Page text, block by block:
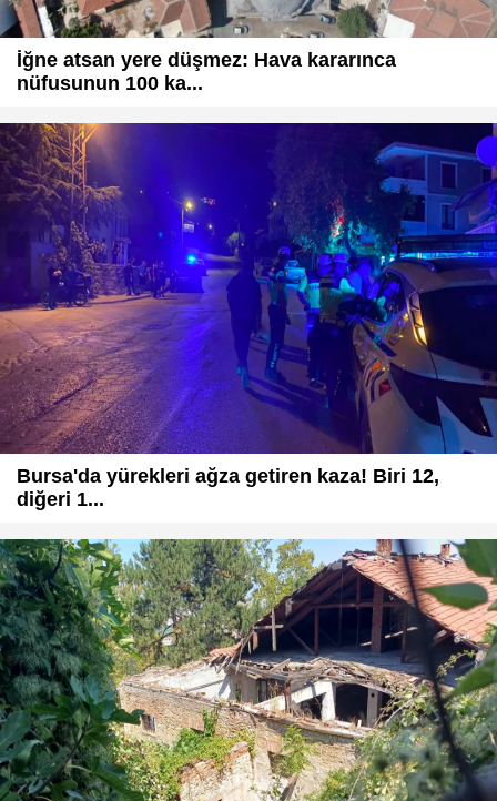
İğne atsan yere düşmez: Hava kararınca
nüfusunun 100 ka...
Bursa'da yürekleri ağza getiren kaza! Biri 12,
diğeri 1...